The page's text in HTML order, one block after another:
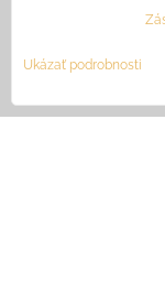
Ukázať podrobnosti